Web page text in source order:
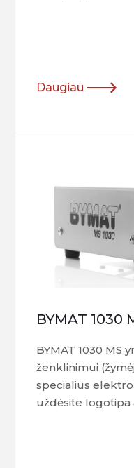
Daugiau
BYMAT 1030
BYMAT 1030 MS
ženklinimui
specialius
uždėsite logotipa